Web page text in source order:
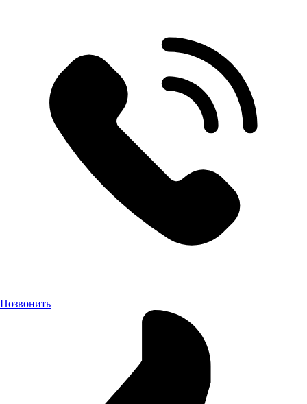
Позвонить